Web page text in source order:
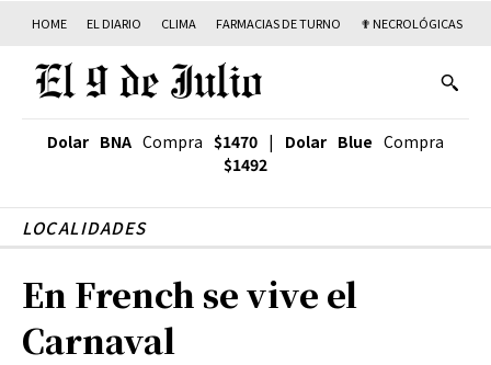
HOME EL DIARIO CLIMA FARMACIAS DE TURNO ✟ NECROLÓGICAS
Dolar BNA Compra $1470 | Dolar Blue Compra
$1492
LOCALIDADES
En French se vive el
Carnaval